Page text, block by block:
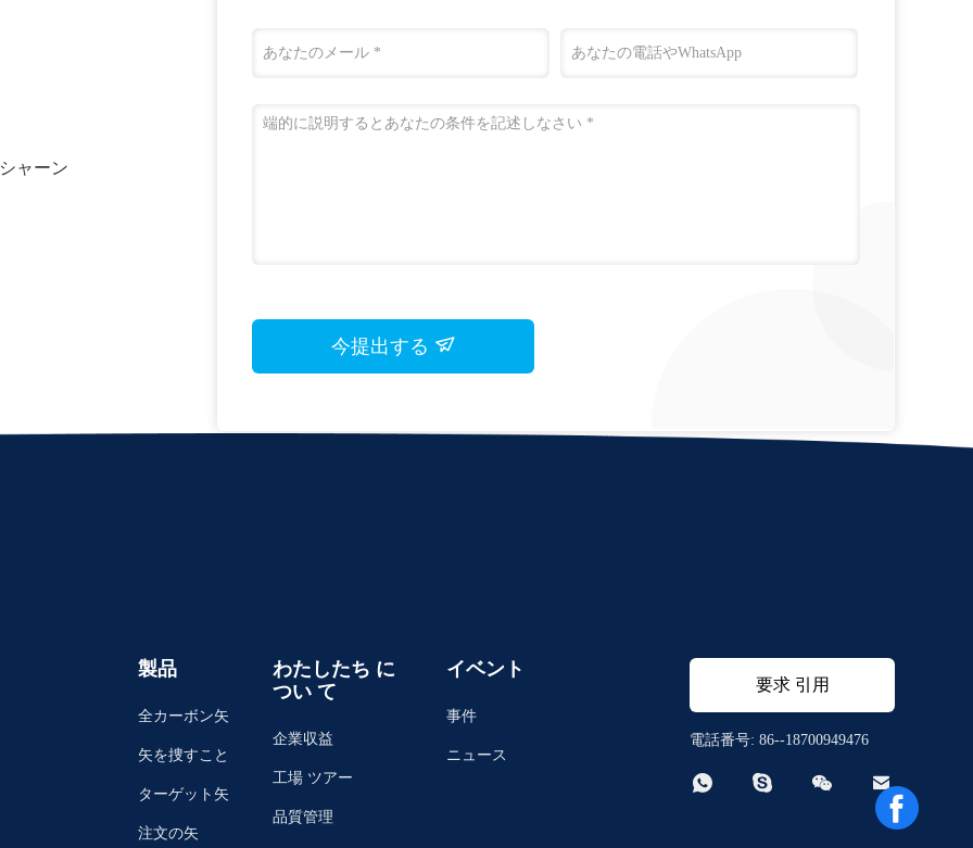
ャーン
今提出する
製品
全カーボン矢
矢を捜すこと
ターゲット矢
注文の矢
わたしたち に
つい て
企業収益
工場 ツアー
品質管理
イベント
事件
ニュース
要求 引用
電話番号: 86--18700949476
   